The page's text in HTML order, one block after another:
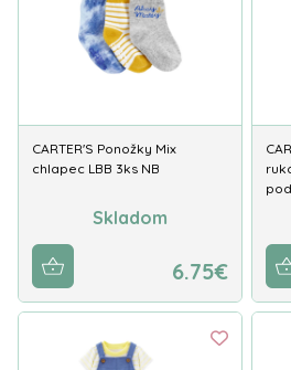
CARTER'S Ponožky Mix
chlapec LBB 3ks NB
Skladom
6.75€